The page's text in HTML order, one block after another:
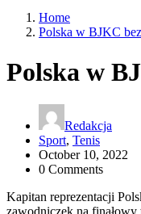
Home
Polska w BJKC
Polska w
Redakcja
Sport, Tenis
October 10, 2022
0 Comments
Kapitan reprezentacji
zawodniczek na